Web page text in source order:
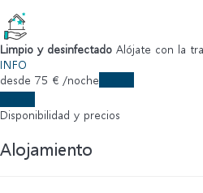
Limpio y desinfectado Alójate con la
INFO
desde 75 € /noche
Disponibilidad y precios
Alojamiento